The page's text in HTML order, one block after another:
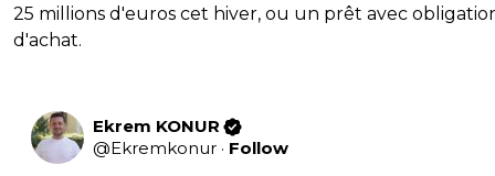
25 millions d'euros cet hiver, ou un prêt avec
d'achat.
Ekrem KONUR
@Ekremkonur · Follow